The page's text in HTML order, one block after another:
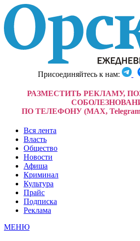
Присоединяйтесь к нам:
РАЗМЕСТИТЬ РЕКЛАМУ,
ПО ТЕЛЕФОНУ (MAX, Telegram)
Вся лента
Власть
Общество
Новости
Афиша
Криминал
Культура
Прайс
Подписка
Реклама
МЕНЮ